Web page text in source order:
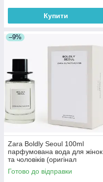
Купити
–9%
Zara Boldly Seoul 100ml
парфумована вода для жінок
та чоловіків (оригінал
оригінал Іспанія)
Готово до відправки